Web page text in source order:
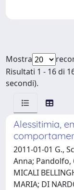
Mostra
Risultati 1 - 16 di
secondi).
Alessitimia,
2011-01-01 G.,
Anna; Pandolfo,
MICALI
MARIA; DI